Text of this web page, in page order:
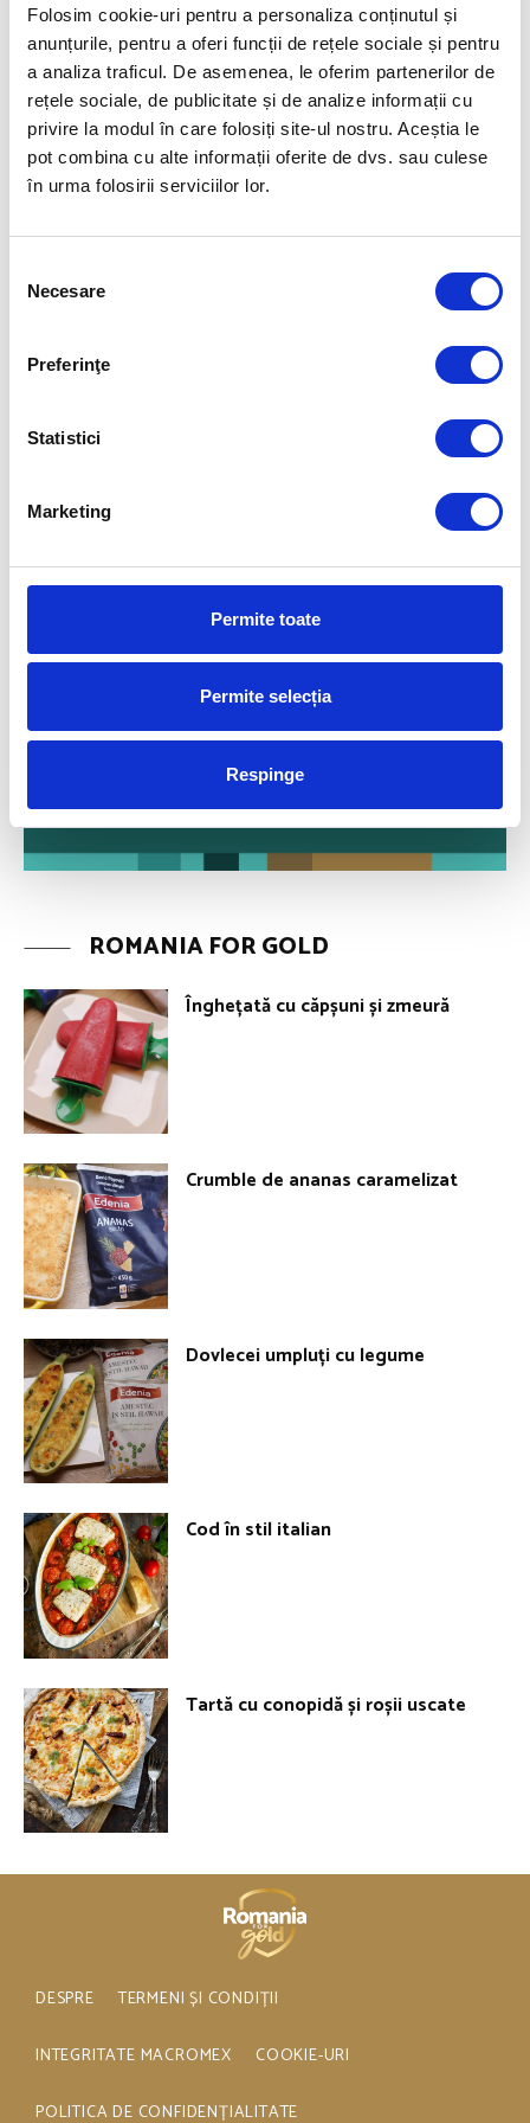
Folosim cookie-uri pentru a personaliza conținutul și
anunțurile, pentru a oferi funcții de rețele sociale și pentru
a analiza traficul. De asemenea, le oferim partenerilor de
rețele sociale, de publicitate și de analize informații cu
privire la modul în care folosiți site-ul nostru. Aceștia le
pot combina cu alte informații oferite de dvs. sau culese
în urma folosirii serviciilor lor.
consimțământului
Necesare
Preferinţe
Statistici
Marketing
Permite toate
Permite selecția
Respinge
2.Între timp – perișoarele: amestecăm carnea tocată cu ou, mărar,
pătrunjel, sare și piper și le fierbem în apa cu legume 15 min.
3.Adăugăm în oală și sucul de roșii, lăsăm să clocotească 5 min, turnăm
borșul și lăsăm pe foc încă 15 min.
4.Stingem focul, adăugăm mărar și leuștean.
Putem să dregem ciorbița cu o lingură de smântână. Poftă bună!
Articolul următor
AFUMĂTURĂ ȘI CEAPĂ
FUELLED BY
ROMANIA FOR GOLD
Înghețată cu căpșuni și zmeură
Crumble de ananas caramelizat
Dovlecei umpluți cu legume
Cod în stil italian
Tartă cu conopidă și roșii uscate
DESPRE TERMENI ȘI CONDIȚII
INTEGRITATE MACROMEX COOKIE-URI
POLITICA DE CONFIDENȚIALITATE